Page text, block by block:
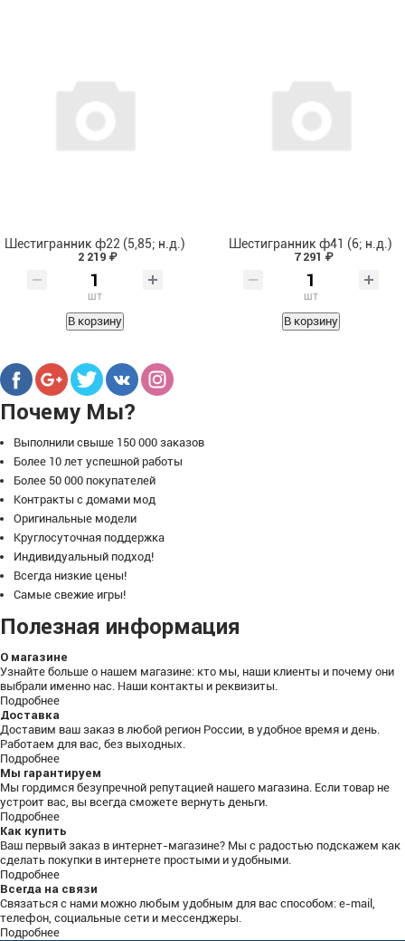
Шестигранник ф22 (5,85; н.д.)
2 219 ₽
шт
В корзину
Шестигранник ф41 (6; н.д.)
7 291 ₽
шт
В корзину
Почему Мы?
Выполнили свыше 150 000 заказов
Более 10 лет успешной работы
Более 50 000 покупателей
Контракты с домами мод
Оригинальные модели
Круглосуточная поддержка
Индивидуальный подход!
Всегда низкие цены!
Самые свежие игры!
Полезная информация
О магазине
Узнайте больше о нашем магазине: кто мы, наши клиенты и почему они
выбрали именно нас. Наши контакты и реквизиты.
Подробнее
Доставка
Доставим ваш заказ в любой регион России, в удобное время и день.
Работаем для вас, без выходных.
Подробнее
Мы гарантируем
Мы гордимся безупречной репутацией нашего магазина. Если товар не
устроит вас, вы всегда сможете вернуть деньги.
Подробнее
Как купить
Ваш первый заказ в интернет-магазине? Мы с радостью подскажем как
сделать покупки в интернете простыми и удобными.
Подробнее
Всегда на связи
Связаться с нами можно любым удобным для вас способом: e-mail,
телефон, социальные сети и мессенджеры.
Подробнее